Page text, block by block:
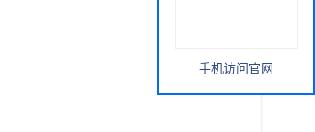
手机访问官网